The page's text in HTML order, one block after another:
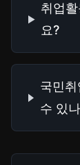
취업
요?
국민
수 있